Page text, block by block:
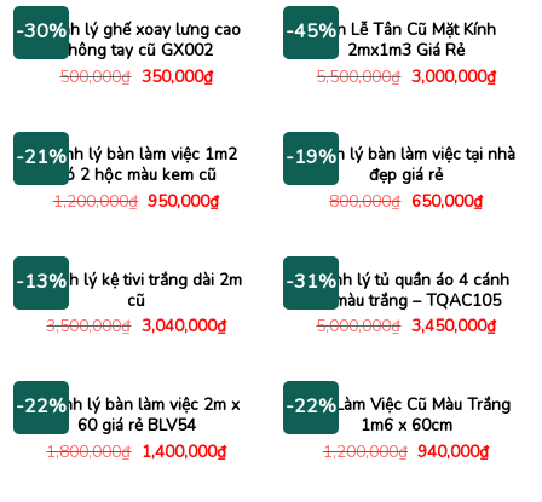
1,000,000₫.
-30%
Thanh lý ghế xoay lưng cao
không tay cũ GX002
500,000₫ Giá
350,000₫Giá
hiện
350,000₫.
-45%Bàn Lễ Tân Cũ Mặt Kính
2mx1m3 Giá Rẻ
5,500,000₫ Giá
gốc
3,000,000₫Giá
hiện
-21%
Thanh lý bàn làm việc 1m2
có 2 hộc màu kem cũ
1,200,000₫ Giá
950,000₫Giá
hiện
950,000₫.
-19%
Thanh lý bàn làm việc tại nhà
đẹp giá rẻ
800,000₫ Giá
650,000₫Giá
hiện
-13%
Thanh lý kệ tivi trắng dài 2m
cũ
3,500,000₫ Giá
gốc
3,040,000₫Giá
hiện
3,040,000₫.
-31%
Thanh lý tủ quần áo 4 cánh
cũ màu trắng – TQAC105
5,000,000₫ Giá
gốc
3,450,000₫Giá
hiện
-22%
Thanh lý bàn làm việc 2m x
60 giá rẻ BLV54
1,800,000₫ Giá
gốc
1,400,000₫Giá
hiện
-22%
Bàn Làm Việc Cũ Màu Trắng
1m6 x 60cm
1,200,000₫ Giá
940,000₫Giá
hiện